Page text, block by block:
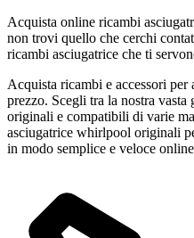
Acquista online ricambi
non trovi quello che cerchi
ricambi asciugatrice che ti
Acquista ricambi e accessori
prezzo. Scegli tra la nostra
originali e compatibili di varie
asciugatrice whirlpool originali
in modo semplice e veloce